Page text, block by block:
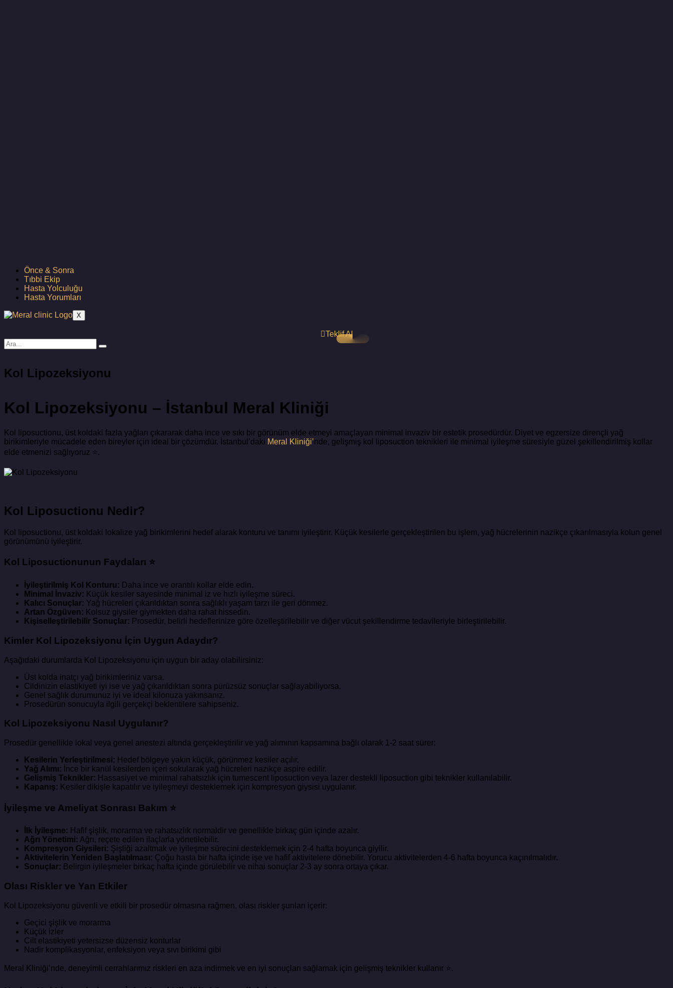
Önce & Sonra
Tıbbi Ekip
Hasta Yolculuğu
Hasta Yorumları
X
Teklif Al
Kol Lipozeksiyonu
Kol Lipozeksiyonu – İstanbul Meral Kliniği
Kol liposuctionu, üst koldaki fazla yağları çıkararak daha ince ve sıkı bir görünüm elde etmeyi amaçlayan minimal invaziv bir estetik prosedürdür. Diyet ve egzersize dirençli yağ
birikimleriyle mücadele eden bireyler için ideal bir çözümdür. İstanbul’daki Meral Kliniği’nde, gelişmiş kol liposuction teknikleri ile minimal iyileşme süresiyle güzel şekillendirilmiş kollar
elde etmenizi sağlıyoruz ⭐.
Kol Liposuctionu Nedir?
Kol liposuctionu, üst koldaki lokalize yağ birikimlerini hedef alarak konturu ve tanımı iyileştirir. Küçük kesilerle gerçekleştirilen bu işlem, yağ hücrelerinin nazikçe çıkarılmasıyla kolun genel
görünümünü iyileştirir.
Kol Liposuctionunun Faydaları ⭐
İyileştirilmiş Kol Konturu: Daha ince ve orantılı kollar elde edin.
Minimal İnvaziv: Küçük kesiler sayesinde minimal iz ve hızlı iyileşme süreci.
Kalıcı Sonuçlar: Yağ hücreleri çıkarıldıktan sonra sağlıklı yaşam tarzı ile geri dönmez.
Artan Özgüven: Kolsuz giysiler giymekten daha rahat hissedin.
Kişiselleştirilebilir Sonuçlar: Prosedür, belirli hedeflerinize göre özelleştirilebilir ve diğer vücut şekillendirme tedavileriyle birleştirilebilir.
Kimler Kol Lipozeksiyonu İçin Uygun Adaydır?
Aşağıdaki durumlarda Kol Lipozeksiyonu için uygun bir aday olabilirsiniz:
Üst kolda inatçı yağ birikimleriniz varsa.
Cildinizin elastikiyeti iyi ise ve yağ çıkarıldıktan sonra pürüzsüz sonuçlar sağlayabiliyorsa.
Genel sağlık durumunuz iyi ve ideal kilonuza yakınsanız.
Prosedürün sonucuyla ilgili gerçekçi beklentilere sahipseniz.
Kol Lipozeksiyonu Nasıl Uygulanır?
Prosedür genellikle lokal veya genel anestezi altında gerçekleştirilir ve yağ alımının kapsamına bağlı olarak 1-2 saat sürer:
Kesilerin Yerleştirilmesi: Hedef bölgeye yakın küçük, görünmez kesiler açılır.
Yağ Alımı: İnce bir kanül kesilerden içeri sokularak yağ hücreleri nazikçe aspire edilir.
Gelişmiş Teknikler: Hassasiyet ve minimal rahatsızlık için tumescent liposuction veya lazer destekli liposuction gibi teknikler kullanılabilir.
Kapanış: Kesiler dikişle kapatılır ve iyileşmeyi desteklemek için kompresyon giysisi uygulanır.
İyileşme ve Ameliyat Sonrası Bakım ⭐
İlk İyileşme: Hafif şişlik, morarma ve rahatsızlık normaldir ve genellikle birkaç gün içinde azalır.
Ağrı Yönetimi: Ağrı, reçete edilen ilaçlarla yönetilebilir.
Kompresyon Giysileri: Şişliği azaltmak ve iyileşme sürecini desteklemek için 2-4 hafta boyunca giyilir.
Aktivitelerin Yeniden Başlatılması: Çoğu hasta bir hafta içinde işe ve hafif aktivitelere dönebilir. Yorucu aktivitelerden 4-6 hafta boyunca kaçınılmalıdır.
Sonuçlar: Belirgin iyileşmeler birkaç hafta içinde görülebilir ve nihai sonuçlar 2-3 ay sonra ortaya çıkar.
Olası Riskler ve Yan Etkiler
Kol Lipozeksiyonu güvenli ve etkili bir prosedür olmasına rağmen, olası riskler şunları içerir:
Geçici şişlik ve morarma
Küçük izler
Cilt elastikiyeti yetersizse düzensiz konturlar
Nadir komplikasyonlar, enfeksiyon veya sıvı birikimi gibi
Meral Kliniği’nde, deneyimli cerrahlarımız riskleri en aza indirmek ve en iyi sonuçları sağlamak için gelişmiş teknikler kullanır ⭐.